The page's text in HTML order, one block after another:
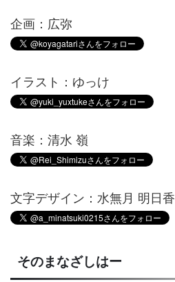
企画：広弥
イラスト：ゆっけ
音楽：清水 嶺
文字デザイン：水無月 明日香
そのまなざしはー